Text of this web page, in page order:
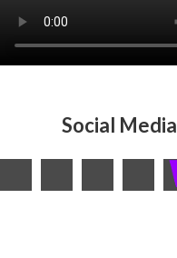
Social Media